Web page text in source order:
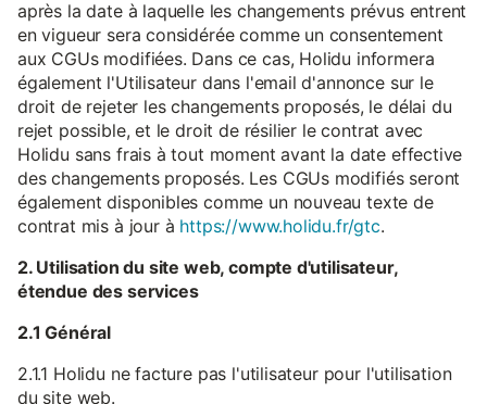
après la date à laquelle les changements prévus entrent
en vigueur sera considérée comme un consentement
aux CGUs modifiées. Dans ce cas, Holidu informera
également l'Utilisateur dans l'email d'annonce sur le
droit de rejeter les changements proposés, le délai du
rejet possible, et le droit de résilier le contrat avec
Holidu sans frais à tout moment avant la date effective
des changements proposés. Les CGUs modifiés seront
également disponibles comme un nouveau texte de
contrat mis à jour à https://www.holidu.fr/gtc.
2. Utilisation du site web, compte d'utilisateur,
étendue des services
2.1 Général
2.1.1 Holidu ne facture pas l'utilisateur pour l'utilisation
du site web.